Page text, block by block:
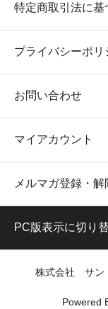
特定商取引法に基
プライバシーポリ
お問い合わせ
マイアカウント
メルマガ登録・解
PC版表示に切り
株式会社 サ
Powered